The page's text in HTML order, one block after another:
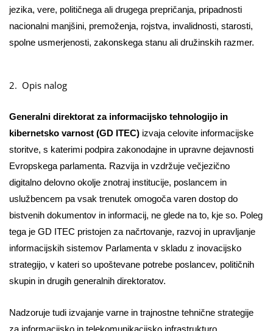
jezika, vere, političnega ali drugega prepričanja, pripadnosti
nacionalni manjšini, premoženja, rojstva, invalidnosti, starosti,
spolne usmerjenosti, zakonskega stanu ali družinskih razmer.
2. Opis nalog
Generalni direktorat za informacijsko tehnologijo in
kibernetsko varnost (GD ITEC) izvaja celovite informacijske
storitve, s katerimi podpira zakonodajne in upravne dejavnosti
Evropskega parlamenta. Razvija in vzdržuje večjezično
digitalno delovno okolje znotraj institucije, poslancem in
uslužbencem pa vsak trenutek omogoča varen dostop do
bistvenih dokumentov in informacij, ne glede na to, kje so. Poleg
tega je GD ITEC pristojen za načrtovanje, razvoj in upravljanje
informacijskih sistemov Parlamenta v skladu z inovacijsko
strategijo, v kateri so upoštevane potrebe poslancev, političnih
skupin in drugih generalnih direktoratov.
Nadzoruje tudi izvajanje varne in trajnostne tehnične strategije